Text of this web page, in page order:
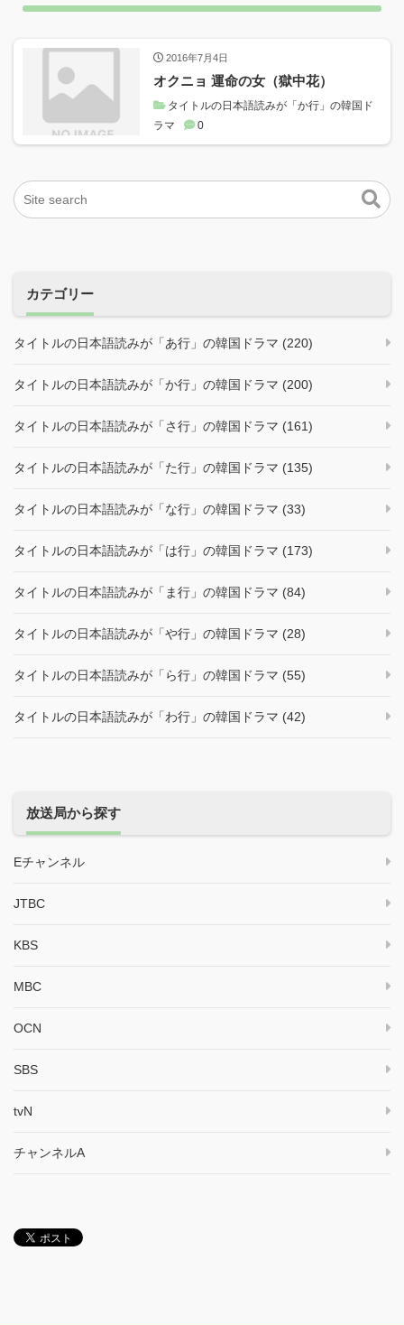
2016年7月4日
オクニョ 運命の女（獄中花）
タイトルの日本語読みが「か行」の韓国ド
ラマ
0
カテゴリー
タイトルの日本語読みが「あ行」の韓国ドラマ (220)
タイトルの日本語読みが「か行」の韓国ドラマ (200)
タイトルの日本語読みが「さ行」の韓国ドラマ (161)
タイトルの日本語読みが「た行」の韓国ドラマ (135)
タイトルの日本語読みが「な行」の韓国ドラマ (33)
タイトルの日本語読みが「は行」の韓国ドラマ (173)
タイトルの日本語読みが「ま行」の韓国ドラマ (84)
タイトルの日本語読みが「や行」の韓国ドラマ (28)
タイトルの日本語読みが「ら行」の韓国ドラマ (55)
タイトルの日本語読みが「わ行」の韓国ドラマ (42)
放送局から探す
Eチャンネル
JTBC
KBS
MBC
OCN
SBS
tvN
チャンネルA